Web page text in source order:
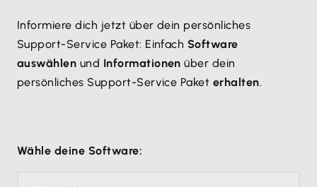
Informiere dich jetzt über dein persönliches
Support-Service Paket: Einfach Software
auswählen und Informationen über dein
persönliches Support-Service Paket erhalten.
Wähle deine Software: